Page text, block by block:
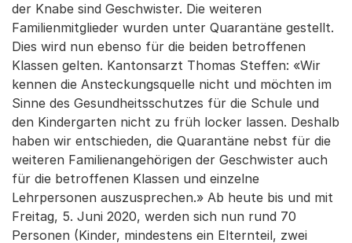
der Knabe sind Geschwister. Die weiteren
Familienmitglieder wurden unter Quarantäne gestellt.
Dies wird nun ebenso für die beiden betroffenen
Klassen gelten. Kantonsarzt Thomas Steffen: «Wir
kennen die Ansteckungsquelle nicht und möchten im
Sinne des Gesundheitsschutzes für die Schule und
den Kindergarten nicht zu früh locker lassen. Deshalb
haben wir entschieden, die Quarantäne nebst für die
weiteren Familienangehörigen der Geschwister auch
für die betroffenen Klassen und einzelne
Lehrpersonen auszusprechen.» Ab heute bis und mit
Freitag, 5. Juni 2020, werden sich nun rund 70
Personen (Kinder, mindestens ein Elternteil, zwei